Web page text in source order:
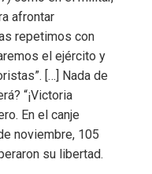
afrontar
repetimos con
el ejército y
[…] Nada de
“¡Victoria
En el canje
noviembre, 105
su libertad.